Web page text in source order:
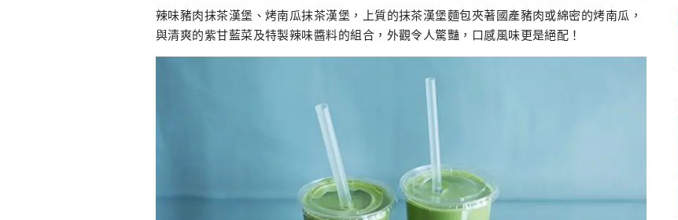
辣味豬肉抹茶漢堡、烤南瓜抹茶漢堡，上質的抹茶漢堡麵包夾著國產豬肉或綿密的烤南瓜，
與清爽的紫甘藍菜及特製辣味醬料的組合，外觀令人驚豔，口感風味更是絕配！